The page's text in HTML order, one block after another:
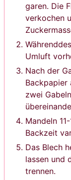
garen. Die
verkochen
Umluft
Nach der
Backpapier
zwei
Mandeln
Backzeit
Das Blech
lassen und
trennen.